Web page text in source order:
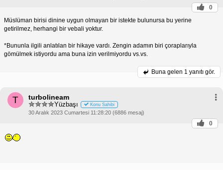
0
Müslüman birisi dinine uygun olmayan bir istekte bulunursa bu yerine
getirilmez, herhangi bir vebali yoktur.
*Bununla ilgili anlatılan bir hikaye vardı. Zengin adamın biri çoraplarıyla
gömülmek istiyordu ama buna izin verilmiyordu vs.vs.
Buna gelen 1 yanıtı gör.
T turbolineam
Yüzbaşı Konu Sahibi
30 Aralık 2023 Cumartesi 11:28:20 (6886 mesaj)
0